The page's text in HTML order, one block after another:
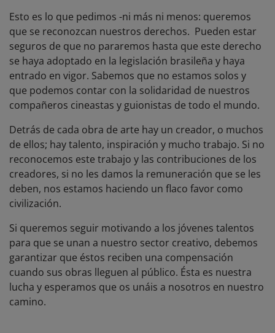
Esto es lo que pedimos -ni más ni menos: queremos
que se reconozcan nuestros derechos. Pueden estar
seguros de que no pararemos hasta que este derecho
se haya adoptado en la legislación brasileña y haya
entrado en vigor. Sabemos que no estamos solos y
que podemos contar con la solidaridad de nuestros
compañeros cineastas y guionistas de todo el mundo.
Detrás de cada obra de arte hay un creador, o muchos
de ellos; hay talento, inspiración y mucho trabajo. Si no
reconocemos este trabajo y las contribuciones de los
creadores, si no les damos la remuneración que se les
deben, nos estamos haciendo un flaco favor como
civilización.
Si queremos seguir motivando a los jóvenes talentos
para que se unan a nuestro sector creativo, debemos
garantizar que éstos reciben una compensación
cuando sus obras lleguen al público. Ésta es nuestra
lucha y esperamos que os unáis a nosotros en nuestro
camino.